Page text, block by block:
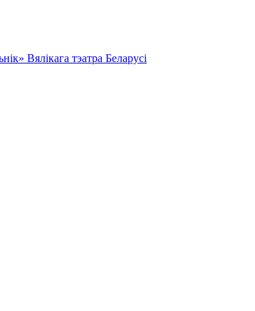
Вялікага тэатра Беларусі